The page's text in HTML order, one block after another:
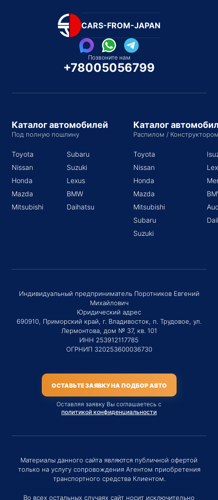
CARS-FROM-JAPAN
Позвоните нам
+78005056799
Каталог автомобилей
Под полную пошлину
Toyota
Nissan
Honda
Mazda
Mitsubishi
Subaru
Suzuki
Lexus
BMW
Daihatsu
Каталог
Распилом /
Toyota
Nissan
Honda
Mazda
Mitsubishi
Subaru
Suzuki
Индивидуальный предприниматель Поротников Евгений
Михайлович
Юридический адрес
690910, Приморский край, г. Владивосток, п. Трудовое, ул.
Лермонтова, дом № 37, кв. 101
ИНН 253912117785
ОГРНИП 320253600036730
ОСТАВЬТЕ ЗАЯВКУ НА ПОДБОР АВТО
Оставляя заявку Вы соглашаетесь с
политикой конфиденциальности
Материалы данного сайта являются публичной офертой
только на услугу сопровождения Агентом приобретения
транспортного средства Клиентом.
Во всех остальных случаях сайт носит исключительно